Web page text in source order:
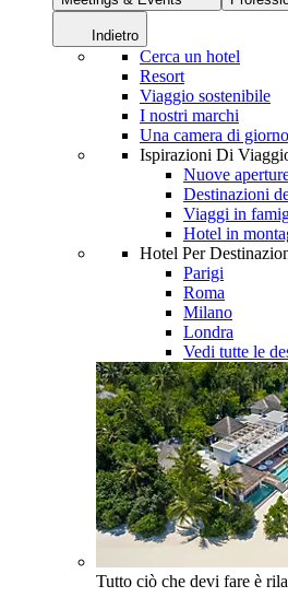
Indietro
Cerca un hotel
Resort
Viaggio sostenibile
I nostri marchi
Una camera di giorno
Ispirazioni Di
Nuove
Destinazioni
Viaggi in
Hotel in
Hotel Per
Parigi
Roma
Milano
Londra
Vedi tutte le
Tutto ciò che devi fare è